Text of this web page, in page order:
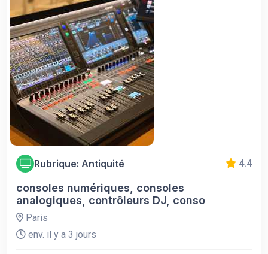
Rubrique: Antiquité 4.4
consoles numériques, consoles
analogiques, contrôleurs DJ, conso
Paris
env. il y a 3 jours